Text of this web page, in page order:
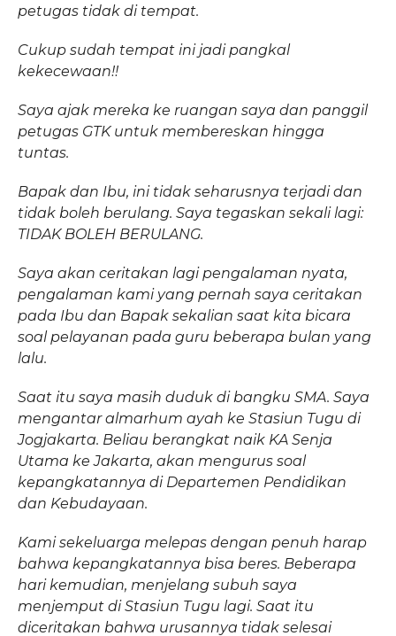
petugas tidak di tempat.
Cukup sudah tempat ini jadi pangkal
kekecewaan!!
Saya ajak mereka ke ruangan saya dan panggil
petugas GTK untuk membereskan hingga
tuntas.
Bapak dan Ibu, ini tidak seharusnya terjadi dan
tidak boleh berulang. Saya tegaskan sekali lagi:
TIDAK BOLEH BERULANG.
Saya akan ceritakan lagi pengalaman nyata,
pengalaman kami yang pernah saya ceritakan
pada Ibu dan Bapak sekalian saat kita bicara
soal pelayanan pada guru beberapa bulan yang
lalu.
Saat itu saya masih duduk di bangku SMA. Saya
mengantar almarhum ayah ke Stasiun Tugu di
Jogjakarta. Beliau berangkat naik KA Senja
Utama ke Jakarta, akan mengurus soal
kepangkatannya di Departemen Pendidikan
dan Kebudayaan.
Kami sekeluarga melepas dengan penuh harap
bahwa kepangkatannya bisa beres. Beberapa
hari kemudian, menjelang subuh saya
menjemput di Stasiun Tugu lagi. Saat itu
diceritakan bahwa urusannya tidak selesai